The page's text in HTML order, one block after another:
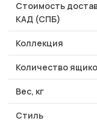
Стоимость
КАД (СПБ)
Коллекция
Количество
Вес, кг
Стиль